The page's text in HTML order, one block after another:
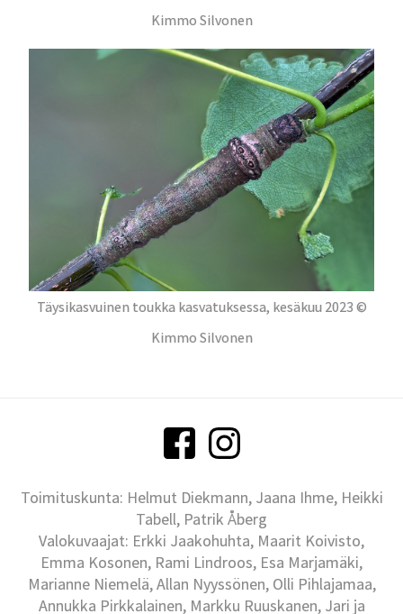
Kimmo Silvonen
Täysikasvuinen toukka kasvatuksessa, kesäkuu 2023 ©
Kimmo Silvonen
Toimituskunta: Helmut Diekmann, Jaana Ihme, Heikki
Tabell, Patrik Åberg
Valokuvaajat: Erkki Jaakohuhta, Maarit Koivisto,
Emma Kosonen, Rami Lindroos, Esa Marjamäki,
Marianne Niemelä, Allan Nyyssönen, Olli Pihlajamaa,
Annukka Pirkkalainen, Markku Ruuskanen, Jari ja